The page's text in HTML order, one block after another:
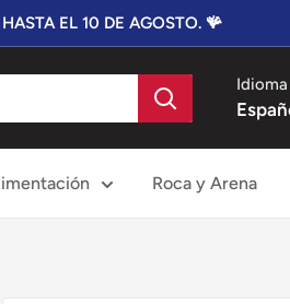
EL 10 DE AGOSTO. 🪸
Idioma
Roca y Arena